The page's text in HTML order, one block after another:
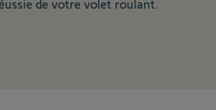
de votre volet roulant.